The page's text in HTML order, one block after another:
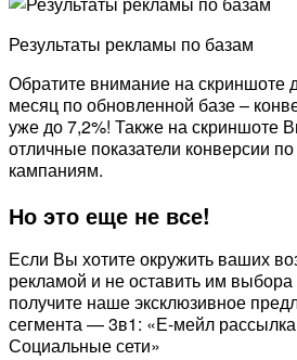
Результаты рекламы по базам
Обратите внимание на скриншоте
месяц по обновленной базе –
уже до 7,2%! Также на скриншоте
отличные показатели конверсии
кампаниям.
Но это еще не все!
Если Вы хотите окружить ваших
рекламой и не оставить им выбора
получите наше эксклюзивное
сегмента — 3в1: «Е-мейл рассылка
Социальные сети»